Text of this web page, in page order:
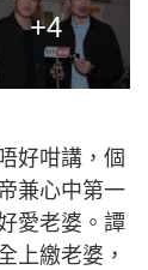
+4
好咁講，個
兼心中第一
愛老婆。譚
上繳老婆，